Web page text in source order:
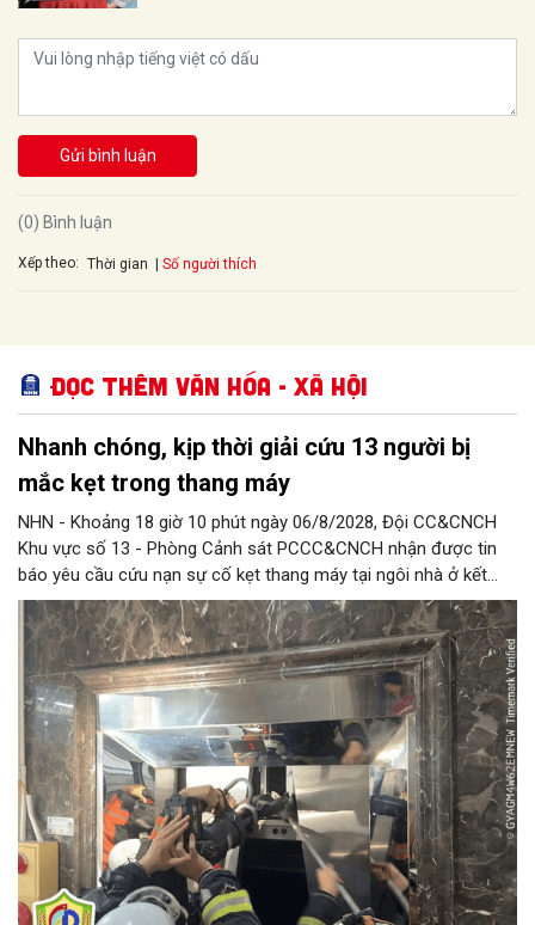
Gửi bình luận
(0) Bình luận
Xếp theo: Thời gian Số người thích
Đọc thêm Văn hóa - Xã hội
Nhanh chóng, kịp thời giải cứu 13 người bị
mắc kẹt trong thang máy
NHN - Khoảng 18 giờ 10 phút ngày 06/8/2028, Đội CC&CNCH
Khu vực số 13 - Phòng Cảnh sát PCCC&CNCH nhận được tin
báo yêu cầu cứu nạn sự cố kẹt thang máy tại ngôi nhà ở kết
hợp kinh doanh tại địa chỉ số 1C Định Công Thượng, phường
Định Công khiến 13 người (trong đó có 8 cháu nhỏ) bị mắc kẹt.